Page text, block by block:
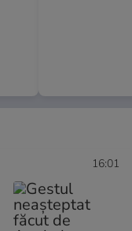
16:01